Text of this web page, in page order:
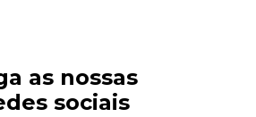
as nossas
sociais